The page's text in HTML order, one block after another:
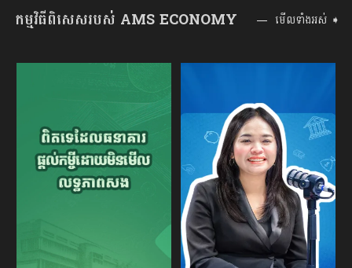
កម្មវិធីពិសេសរបស់ AMS ECONOMY មើលទាំងអស់ ➧